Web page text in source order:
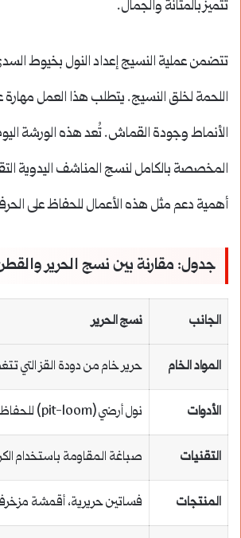
تتميز بالمتانة والجمال.
تتضمن عملية النسيج إعداد النول بخيوط
اللحمة لخلق النسيج. يتطلب هذا العمل
الأنماط وجودة القماش. تُعد هذه الورشة
المخصصة بالكامل لنسج المناشف اليدوية
أهمية دعم مثل هذه الأعمال للحفاظ على
جدول: مقارنة بين نسج الحرير
الجانب نسج الحرير
المواد الخام حرير خام من دودة القز التي
الأدوات نول أرضي (pit-loom) للحفاظ على رطوبة الخيوط
التقنيات صباغة المقاومة باستخدام
المنتجات فساتين حريرية، أقمشة